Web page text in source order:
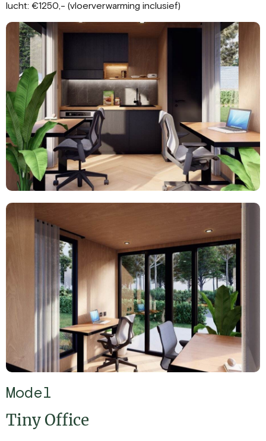
lucht: €1250,- (vloerverwarming inclusief)
Model
Tiny Office